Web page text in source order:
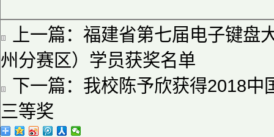
上一篇： 福建省第七届电子键盘
州分赛区）学员获奖名单
下一篇： 我校陈予欣获得2018中
三等奖